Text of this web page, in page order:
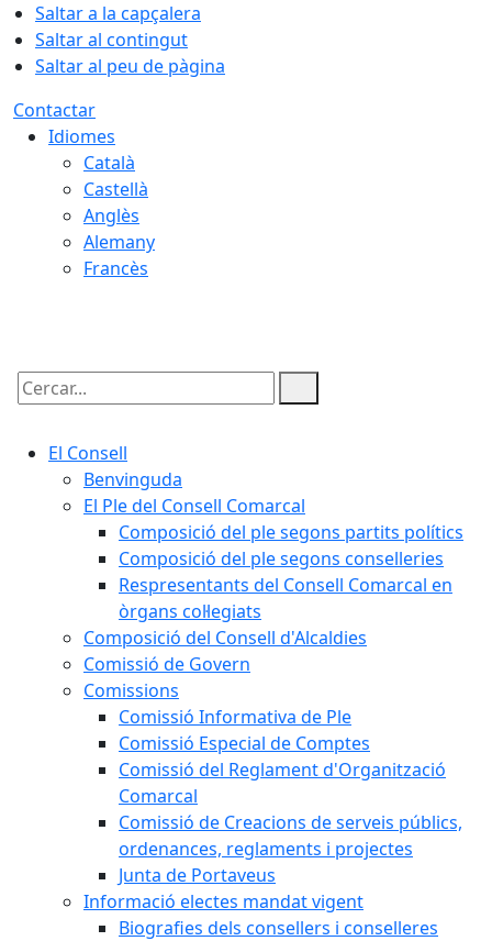
Saltar a la capçalera
Saltar al contingut
Saltar al peu de pàgina
Contactar
Idiomes
Català
Castellà
Anglès
Alemany
Francès
Cercar:
El Consell
Benvinguda
El Ple del Consell Comarcal
Composició del ple segons partits polítics
Composició del ple segons conselleries
Respresentants del Consell Comarcal en
òrgans col·legiats
Composició del Consell d'Alcaldies
Comissió de Govern
Comissions
Comissió Informativa de Ple
Comissió Especial de Comptes
Comissió del Reglament d'Organització
Comarcal
Comissió de Creacions de serveis públics,
ordenances, reglaments i projectes
Junta de Portaveus
Informació electes mandat vigent
Biografies dels consellers i conselleres